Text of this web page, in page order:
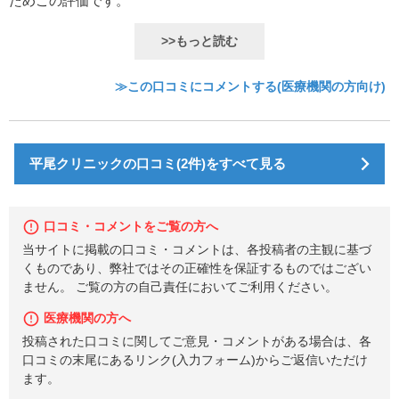
>>もっと読む
≫この口コミにコメントする(医療機関の方向け)
平尾クリニックの口コミ(2件)をすべて見る
口コミ・コメントをご覧の方へ
当サイトに掲載の口コミ・コメントは、各投稿者の主観に基づ
くものであり、弊社ではその正確性を保証するものではござい
ません。 ご覧の方の自己責任においてご利用ください。
医療機関の方へ
投稿された口コミに関してご意見・コメントがある場合は、各
口コミの末尾にあるリンク(入力フォーム)からご返信いただけ
ます。